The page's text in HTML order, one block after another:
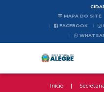
MAPA DO SITE
FACEBOOK
Início